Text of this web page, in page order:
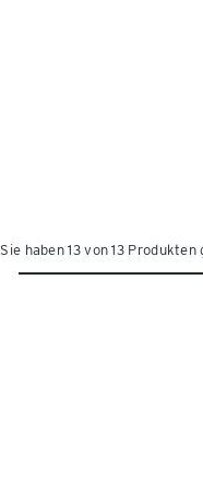
Sie haben 13 von 13 Produkten